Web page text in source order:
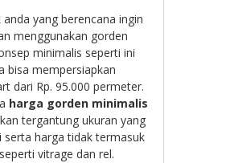
yang berencana ingin
menggunakan gorden
minimalis seperti ini
bisa mempersiapkan
dari Rp. 95.000 permeter.
harga gorden minimalis
tergantung ukuran yang
serta harga tidak termasuk
vitrage dan rel.